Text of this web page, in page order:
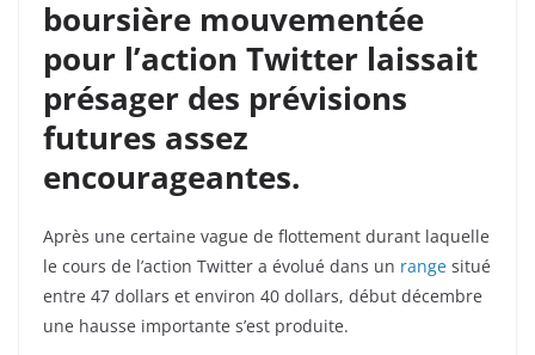
boursière mouvementée
pour l’action Twitter laissait
présager des prévisions
futures assez
encourageantes.
Après une certaine vague de flottement durant laquelle
le cours de l’action Twitter a évolué dans un range situé
entre 47 dollars et environ 40 dollars, début décembre
une hausse importante s’est produite.